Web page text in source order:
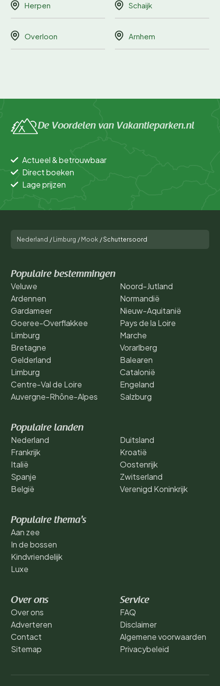
Herpen Schaijk
Overloon Arnhem
De Voordelen van Vakantieparken.nl
Actueel & betrouwbaar
Direct boeken
Lage prijzen
Nederland / Limburg / Mook /Schuttersoord
Populaire bestemmingen
Veluwe
Ardennen
Gardameer
Goeree-Overflakkee
Limburg
Bretagne
Gelderland
Limburg
Centre-Val de Loire
Auvergne-Rhône-Alpes
Noord-Jutland
Normandië
Nieuw-Aquitanië
Pays de la Loire
Marche
Vorarlberg
Balearen
Catalonië
Engeland
Salzburg
Populaire landen
Nederland
Frankrijk
Italië
Spanje
België
Duitsland
Kroatië
Oostenrijk
Zwitserland
Verenigd Koninkrijk
Populaire thema's
Aan zee
In de bossen
Kindvriendelijk
Luxe
Over ons
Over ons
Adverteren
Contact
Sitemap
Service
FAQ
Disclaimer
Algemene voorwaarden
Privacybeleid